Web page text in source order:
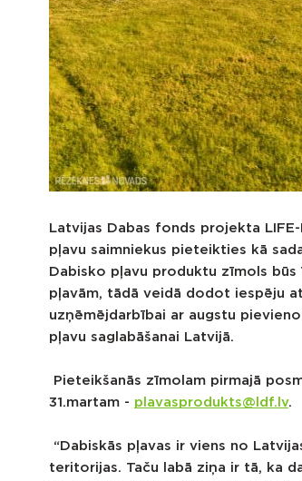
Latvijas Dabas fonds projekta
pļavu saimniekus pieteikties kā
Dabisko pļavu produktu zīmols
pļavām, tādā veidā dodot iespēju
uzņēmējdarbībai ar augstu
pļavu saglabāšanai Latvijā.
Pieteikšanās zīmolam pirmajā
31.martam - plavasprodukts@ldf.lv.
“Dabiskās pļavas ir viens no
teritorijas. Taču labā ziņa ir tā, ka